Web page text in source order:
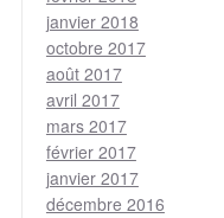
janvier 2018
octobre 2017
août 2017
avril 2017
mars 2017
février 2017
janvier 2017
décembre 2016